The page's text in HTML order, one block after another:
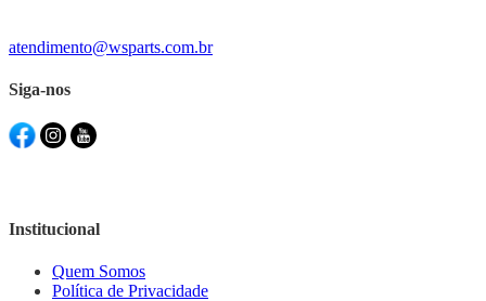
atendimento@wsparts.com.br
Siga-nos
Institucional
Quem Somos
Política de Privacidade